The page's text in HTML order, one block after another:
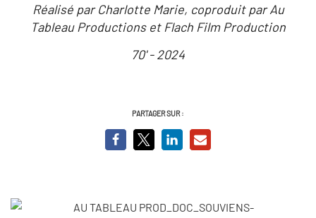
Réalisé par Charlotte Marie, coproduit par Au
Tableau Productions et Flach Film Production
70' - 2024
PARTAGER SUR :